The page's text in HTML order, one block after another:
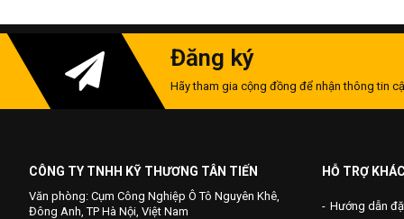
Đăng ký
Hãy tham gia cộng đồng để nhận thông tin
CÔNG TY TNHH KỸ THƯƠNG TÂN TIẾN
Văn phòng: Cụm Công Nghiệp Ô Tô Nguyên Khê,
Đông Anh, TP Hà Nội, Việt Nam
HỖ TRỢ
Hướng dẫn